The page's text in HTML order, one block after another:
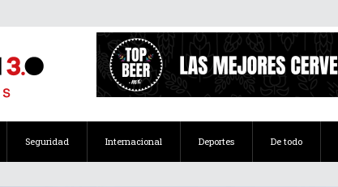
Seguridad Internacional Deportes De todo